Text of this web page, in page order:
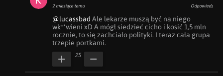
2 miesiące temu Odpowiedz
@lucassbad Ale lekarze muszą być na niego
wk**wieni xD A mógł siedzieć cicho i kosić 1,5 mln
rocznie, to się zachciało polityki. I teraz cała grupa
trzepie portkami.
25